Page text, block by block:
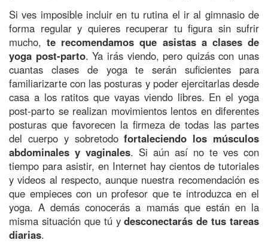
Si ves imposible incluir en tu rutina el ir al gimnasio de
forma regular y quieres recuperar tu figura sin sufrir
mucho,te recomendamos que asistas a clases de
yoga post-parto. Ya irás viendo, pero quizás con unas
cuantas clases de yoga te serán suficientes para
familiarizarte con las posturas y poder ejercitarlas desde
casa a los ratitos que vayas viendo libres. En el yoga
post-parto se realizan movimientos lentos en diferentes
posturas que favorecen la firmeza de todas las partes
del cuerpo y sobretodofortaleciendo los músculos
abdominales y vaginales. Si aún así no te ves con
tiempo para asistir, en Internet hay cientos de tutoriales
y videos al respecto, aunque nuestra recomendación es
que empieces con un profesor que te introduzca en el
yoga. A demás conocerás a mamás que están en la
misma situación que tú ydesconectarás de tus tareas
diarias.